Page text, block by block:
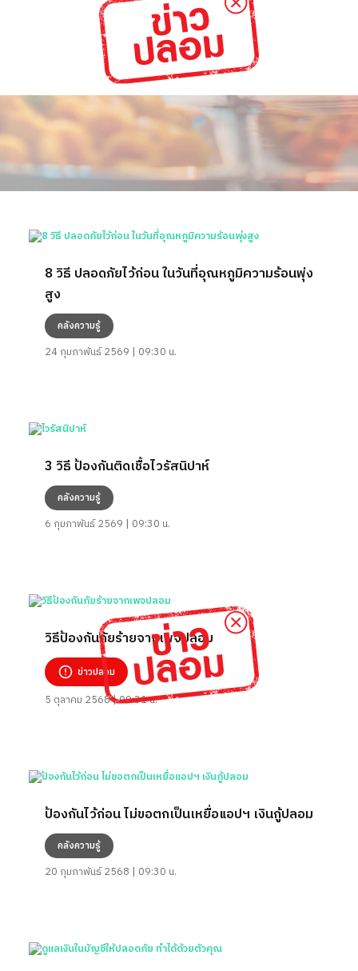
8 วิธี ปลอดภัยไว้ก่อน ในวันที่อุณหภูมิความร้อนพุ่ง
สูง
คลังความรู้
24 กุมภาพันธ์ 2569 | 09:30 น.
3 วิธี ป้องกันติดเชื้อไวรัสนิปาห์
คลังความรู้
6 กุมภาพันธ์ 2569 | 09:30 น.
วิธีป้องกันภัยร้ายจากเพจปลอม
ข่าวปลอม
5 ตุลาคม 2568 | 09:31 น.
ป้องกันไว้ก่อน ไม่ขอตกเป็นเหยื่อแอปฯ เงินกู้ปลอม
คลังความรู้
20 กุมภาพันธ์ 2568 | 09:30 น.